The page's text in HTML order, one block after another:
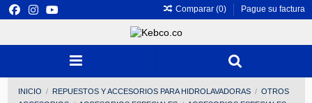
Comparar (0) Pague su factura
INICIO REPUESTOS Y ACCESORIOS PARA HIDROLAVADORAS
OTROS